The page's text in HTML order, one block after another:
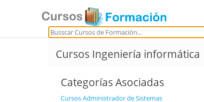
Cursos Ingeniería informática
Categorías Asociadas
Cursos Administrador de Sistemas